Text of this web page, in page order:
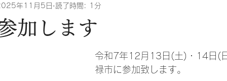
加します
年11月5日 読了時間: 1分
令和7年12月13日(土)・14日(
禄市に参加致します。